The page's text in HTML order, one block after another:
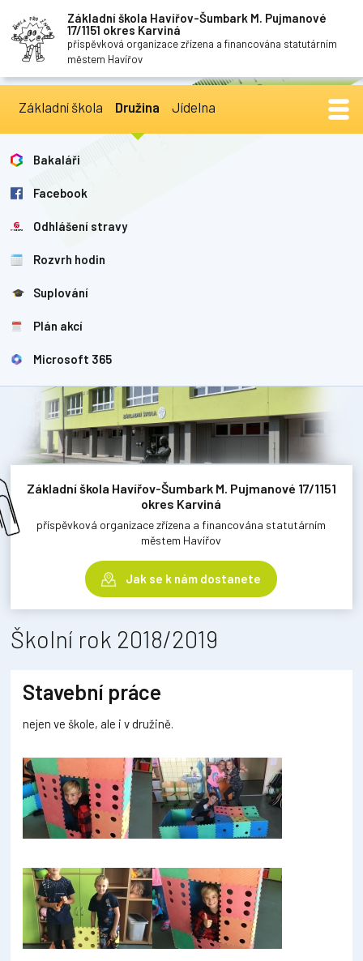
Základní škola Havířov-Šumbark M. Pujmanové
17/1151 okres Karviná
příspěvková organizace zřízena a financována statutárním
městem Havířov
Základní škola Družina Jídelna
Bakaláři
Facebook
Odhlášení stravy
Rozvrh hodin
Suplování
Plán akcí
Microsoft 365
Základní škola Havířov-Šumbark M. Pujmanové 17/1151
okres Karviná
příspěvková organizace zřízena a financována statutárním
městem Havířov
Jak se k nám dostanete
Školní rok 2018/2019
Stavební práce
nejen ve škole, ale i v družině.